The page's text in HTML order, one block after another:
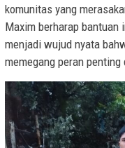
komunitas yang
Maxim berharap bantuan
menjadi wujud nyata
memegang peran